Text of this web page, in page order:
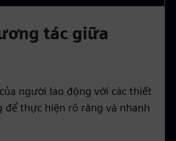
tác giữa
người lao động với các thiết
để thực hiện rõ ràng và nhanh